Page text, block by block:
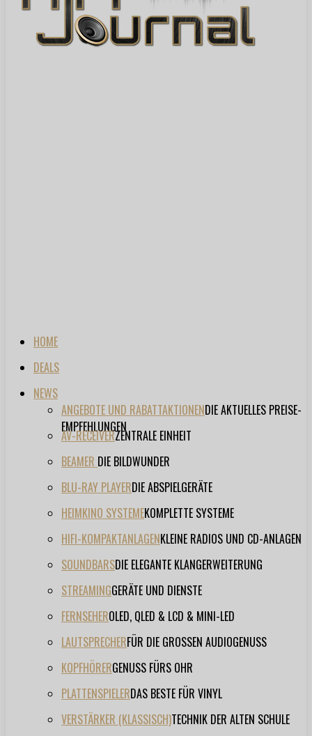
HOME
DEALS
NEWS
ANGEBOTE UND RABATTAKTIONENDIE AKTUELLES PREISE-
EMPFEHLUNGEN
AV-RECEIVERZENTRALE EINHEIT
BEAMER DIE BILDWUNDER
BLU-RAY PLAYERDIE ABSPIELGERÄTE
HEIMKINO SYSTEMEKOMPLETTE SYSTEME
HIFI-KOMPAKTANLAGENKLEINE RADIOS UND CD-ANLAGEN
SOUNDBARSDIE ELEGANTE KLANGERWEITERUNG
STREAMINGGERÄTE UND DIENSTE
FERNSEHEROLED, QLED & LCD & MINI-LED
LAUTSPRECHERFÜR DIE GROSSEN AUDIOGENUSS
KOPFHÖRERGENUSS FÜRS OHR
PLATTENSPIELERDAS BESTE FÜR VINYL
VERSTÄRKER (KLASSISCH)TECHNIK DER ALTEN SCHULE